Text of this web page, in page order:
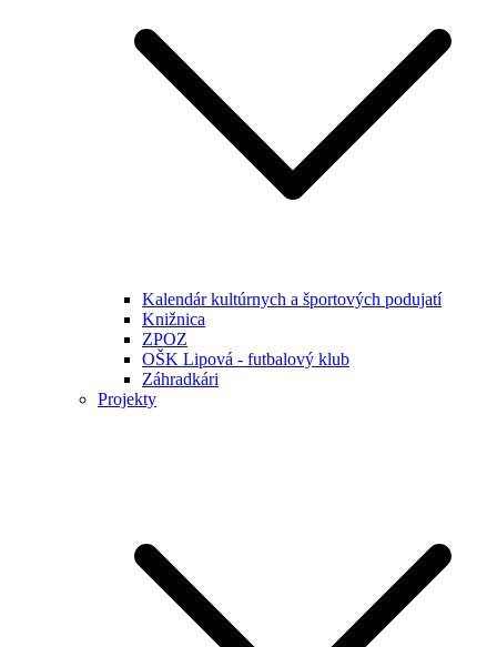
Kalendár kultúrnych a športových podujatí
Knižnica
ZPOZ
OŠK Lipová - futbalový klub
Záhradkári
Projekty